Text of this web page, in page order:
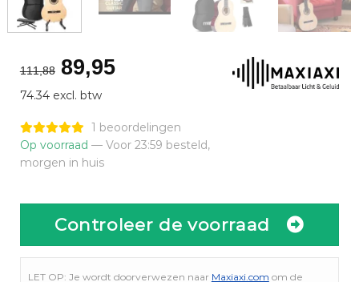
111,88 Oorspronkelijke
prijs
was:
€111,88.
89,95Huidige
€89,95.
74.34 excl. btw
1 beoordelingen
Op voorraad — Voor 23:59 besteld,
morgen in huis
Controleer de voorraad
LET OP: Je wordt doorverwezen naar Maxiaxi.com om de